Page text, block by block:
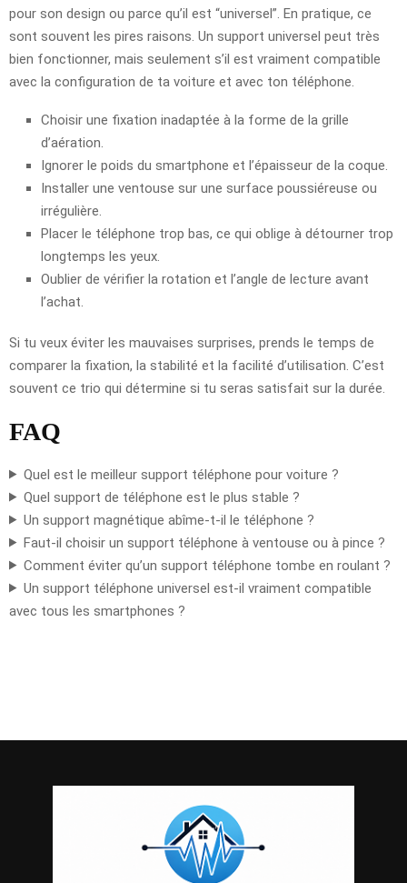
pour son design ou parce qu’il est “universel”. En pratique, ce
sont souvent les pires raisons. Un support universel peut très
bien fonctionner, mais seulement s’il est vraiment compatible
avec la configuration de ta voiture et avec ton téléphone.
Choisir une fixation inadaptée à la forme de la grille
d’aération.
Ignorer le poids du smartphone et l’épaisseur de la coque.
Installer une ventouse sur une surface poussiéreuse ou
irrégulière.
Placer le téléphone trop bas, ce qui oblige à détourner trop
longtemps les yeux.
Oublier de vérifier la rotation et l’angle de lecture avant
l’achat.
Si tu veux éviter les mauvaises surprises, prends le temps de
comparer la fixation, la stabilité et la facilité d’utilisation. C’est
souvent ce trio qui détermine si tu seras satisfait sur la durée.
FAQ
Quel est le meilleur support téléphone pour voiture ?
Quel support de téléphone est le plus stable ?
Un support magnétique abîme-t-il le téléphone ?
Faut-il choisir un support téléphone à ventouse ou à pince ?
Comment éviter qu’un support téléphone tombe en roulant ?
Un support téléphone universel est-il vraiment compatible
avec tous les smartphones ?